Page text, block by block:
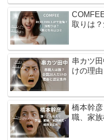
取りは
串カツ
けの理
橋本幹
職、家